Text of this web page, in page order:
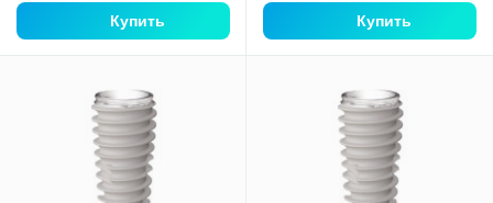
Купить Купить